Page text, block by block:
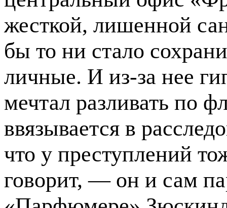
жесткой, лишенной
бы то ни стало
личные. И из-за нее
мечтал разливать по
ввязывается в
что у преступлений
говорит, — он и сам